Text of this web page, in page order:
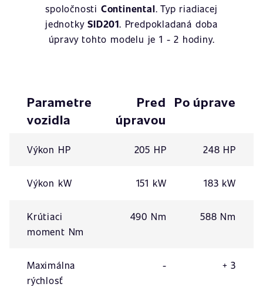
spoločnosti Continental. Typ riadiacej
jednotkySID201. Predpokladaná doba
úpravy tohto modelu je 1 - 2 hodiny.
Parametre
vozidla
Pred
úpravou
Po úprave
Výkon HP 205 HP 248 HP
Výkon kW 151 kW 183 kW
Krútiaci
moment Nm
490 Nm 588 Nm
Maximálna
rýchlosť
- + 3